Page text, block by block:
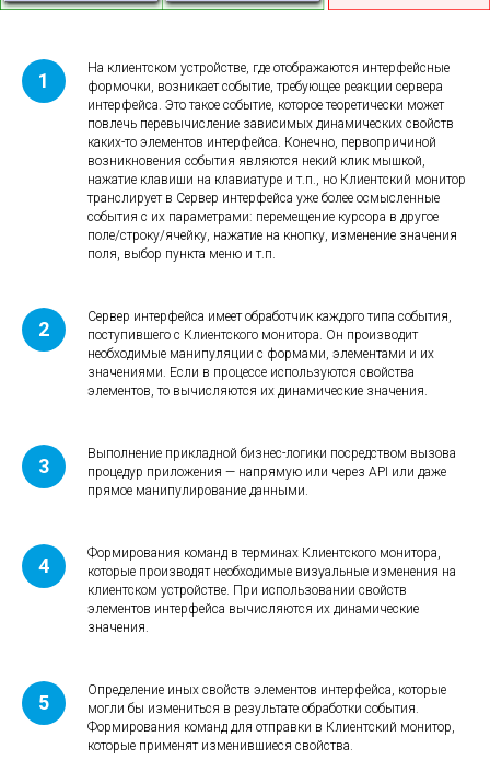
На клиентском устройстве, где отображаются интерфейсные
формочки, возникает событие, требующее реакции сервера
интерфейса. Это такое событие, которое теоретически может
повлечь перевычисление зависимых динамических свойств
каких-то элементов интерфейса. Конечно, первопричиной
возникновения события являются некий клик мышкой,
нажатие клавиши на клавиатуре и т.п., но Клиентский монитор
транслирует в Сервер интерфейса уже более осмысленные
события с их параметрами: перемещение курсора в другое
поле/строку/ячейку, нажатие на кнопку, изменение значения
поля, выбор пункта меню и т.п.
Сервер интерфейса имеет обработчик каждого типа события,
поступившего с Клиентского монитора. Он производит
необходимые манипуляции с формами, элементами и их
значениями. Если в процессе используются свойства
элементов, то вычисляются их динамические значения.
Выполнение прикладной бизнес-логики посредством вызова
процедур приложения — напрямую или через API или даже
прямое манипулирование данными.
Формирования команд в терминах Клиентского монитора,
которые производят необходимые визуальные изменения на
клиентском устройстве. При использовании свойств
элементов интерфейса вычисляются их динамические
значения.
Определение иных свойств элементов интерфейса, которые
могли бы измениться в результате обработки события.
Формирования команд для отправки в Клиентский монитор,
которые применят изменившиеся свойства.